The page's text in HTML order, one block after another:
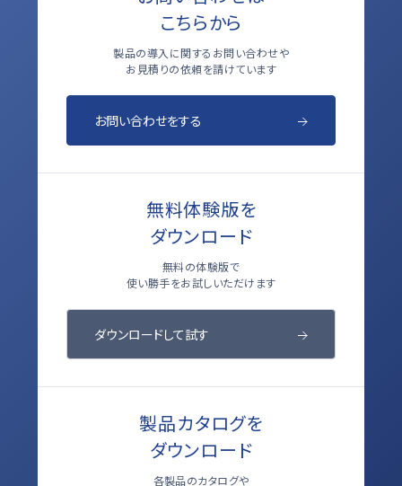
こちらから
製品の導入に関するお問い合わせや
お見積りの依頼を請けています
お問い合わせをする
無料体験版を
ダウンロード
無料の体験版で
使い勝手をお試しいただけます
ダウンロードして試す
製品カタログを
ダウンロード
各製品のカタログや